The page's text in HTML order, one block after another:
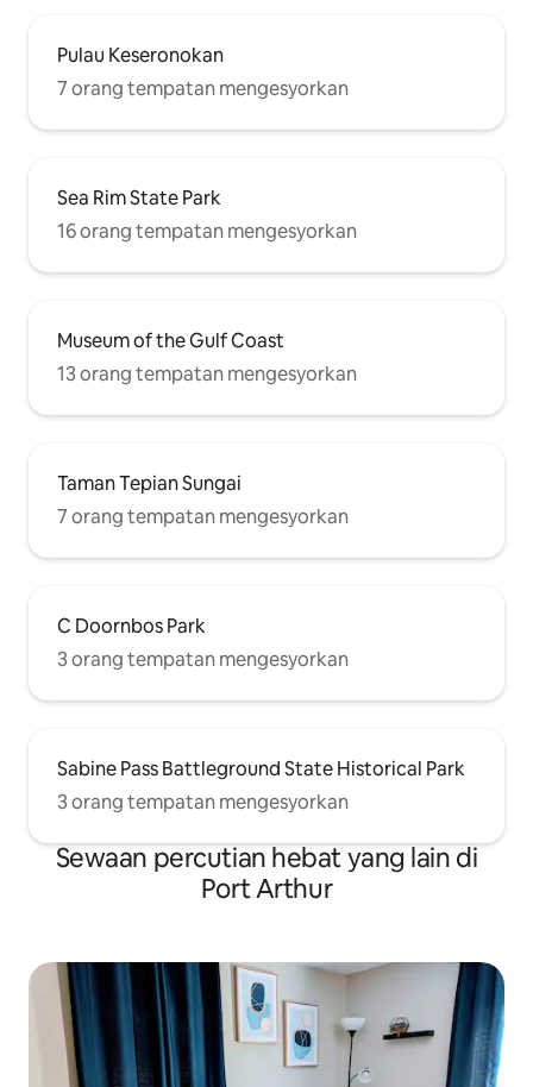
Pulau Keseronokan
7 orang tempatan mengesyorkan
Sea Rim State Park
16 orang tempatan mengesyorkan
Museum of the Gulf Coast
13 orang tempatan mengesyorkan
Taman Tepian Sungai
7 orang tempatan mengesyorkan
C Doornbos Park
3 orang tempatan mengesyorkan
Sabine Pass Battleground State Historical Park
3 orang tempatan mengesyorkan
Sewaan percutian hebat yang lain di
Port Arthur